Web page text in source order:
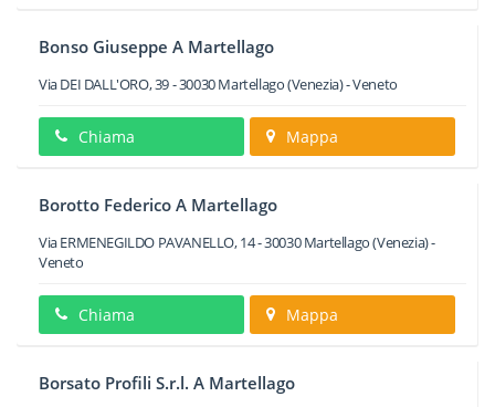
Bonso Giuseppe A Martellago
Via DEI DALL'ORO, 39-30030Martellago(Venezia) -Veneto
Chiama Mappa
Borotto Federico A Martellago
Via ERMENEGILDO PAVANELLO, 14-30030 Martellago(Venezia) -
Veneto
Chiama Mappa
Borsato Profili S.r.l. A Martellago